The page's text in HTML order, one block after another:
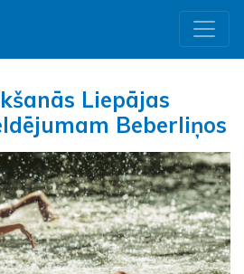
Liepājas
Beberliņos